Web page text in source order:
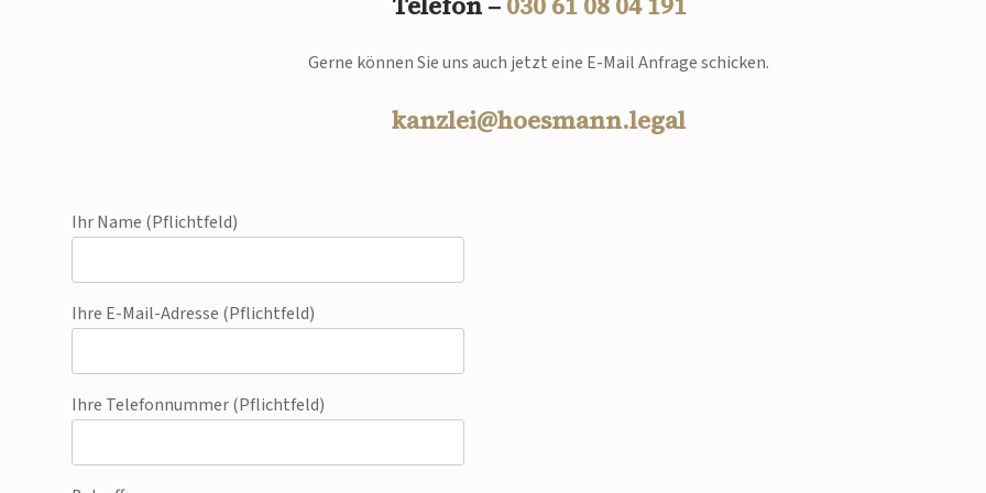
Gerne können Sie uns auch jetzt eine E-Mail Anfrage schicken.
kanzlei@hoesmann.legal
Ihr Name (Pflichtfeld)
Ihre E-Mail-Adresse (Pflichtfeld)
Ihre Telefonnummer (Pflichtfeld)